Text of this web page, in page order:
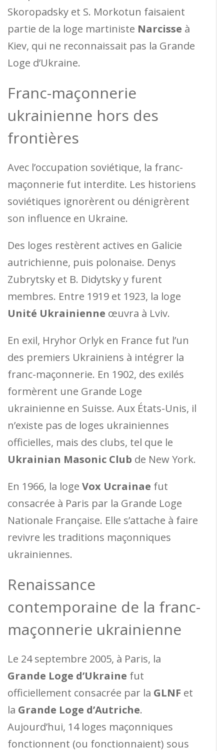
Skoropadsky et S. Morkotun faisaient
partie de la loge martiniste Narcisse à
Kiev, qui ne reconnaissait pas la Grande
Loge d’Ukraine.
Franc-maçonnerie
ukrainienne hors des
frontières
Avec l’occupation soviétique, la franc-
maçonnerie fut interdite. Les historiens
soviétiques ignorèrent ou dénigrèrent
son influence en Ukraine.
Des loges restèrent actives en Galicie
autrichienne, puis polonaise. Denys
Zubrytsky et B. Didytsky y furent
membres. Entre 1919 et 1923, la loge
Unité Ukrainienne œuvra à Lviv.
En exil, Hryhor Orlyk en France fut l’un
des premiers Ukrainiens à intégrer la
franc-maçonnerie. En 1902, des exilés
formèrent une Grande Loge
ukrainienne en Suisse. Aux États-Unis, il
n’existe pas de loges ukrainiennes
officielles, mais des clubs, tel que le
Ukrainian Masonic Club de New York.
En 1966, la loge Vox Ucrainae fut
consacrée à Paris par la Grande Loge
Nationale Française. Elle s’attache à faire
revivre les traditions maçonniques
ukrainiennes.
Renaissance
contemporaine de la franc-
maçonnerie ukrainienne
Le 24 septembre 2005, à Paris, la
Grande Loge d’Ukraine fut
officiellement consacrée par la GLNF et
la Grande Loge d’Autriche.
Aujourd’hui, 14 loges maçonniques
fonctionnent (ou fonctionnaient) sous